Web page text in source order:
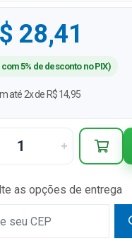
28,41
com 5% de desconto no PIX)
até 2x de R$ 14,95
as opções de entrega